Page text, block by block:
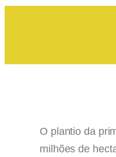
O plantio da
milhões de